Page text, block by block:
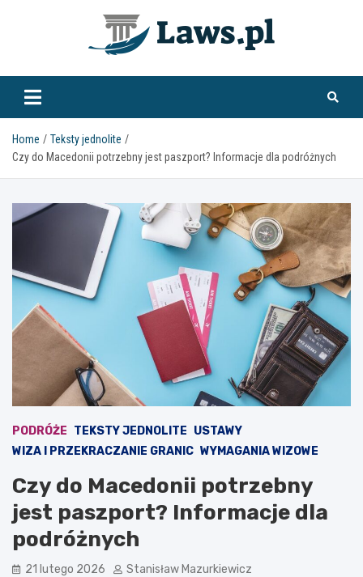
www.laws.pl
Home
Teksty jednolite
Czy do Macedonii potrzebny jest paszport? Informacje dla podróżnych
PODRÓŻE TEKSTY JEDNOLITE USTAWY
WIZA I PRZEKRACZANIE GRANIC WYMAGANIA WIZOWE
Czy do Macedonii potrzebny
jest paszport? Informacje dla
podróżnych
21 lutego 2026 Stanisław Mazurkiewicz